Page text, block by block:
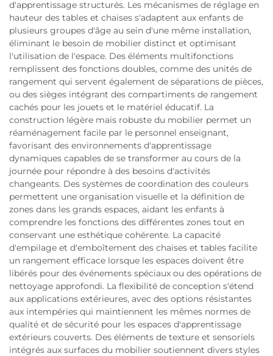
d'apprentissage structurés. Les mécanismes de réglage en
hauteur des tables et chaises s'adaptent aux enfants de
plusieurs groupes d'âge au sein d'une même installation,
éliminant le besoin de mobilier distinct et optimisant
l'utilisation de l'espace. Des éléments multifonctions
remplissent des fonctions doubles, comme des unités de
rangement qui servent également de séparations de pièces,
ou des sièges intégrant des compartiments de rangement
cachés pour les jouets et le matériel éducatif. La
construction légère mais robuste du mobilier permet un
réaménagement facile par le personnel enseignant,
favorisant des environnements d'apprentissage
dynamiques capables de se transformer au cours de la
journée pour répondre à des besoins d'activités
changeants. Des systèmes de coordination des couleurs
permettent une organisation visuelle et la définition de
zones dans les grands espaces, aidant les enfants à
comprendre les fonctions des différentes zones tout en
conservant une esthétique cohérente. La capacité
d'empilage et d'emboîtement des chaises et tables facilite
un rangement efficace lorsque les espaces doivent être
libérés pour des événements spéciaux ou des opérations de
nettoyage approfondi. La flexibilité de conception s'étend
aux applications extérieures, avec des options résistantes
aux intempéries qui maintiennent les mêmes normes de
qualité et de sécurité pour les espaces d'apprentissage
extérieurs couverts. Des éléments de texture et sensoriels
intégrés aux surfaces du mobilier soutiennent divers styles